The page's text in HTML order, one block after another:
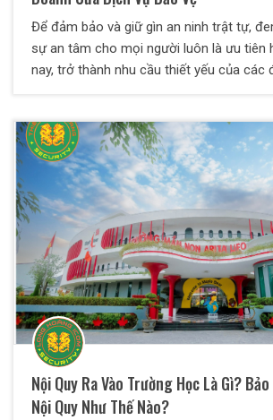
Để đảm bảo và giữ gìn an ninh trật tự,
sự an tâm cho mọi người luôn là ưu tiên
nay, trở thành nhu cầu thiết yếu của các
xuất hiện một loại hình dịch vụ đó là dịch
Nội Quy Ra Vào Trường Học Là Gì?
Nội Quy Như Thế Nào?